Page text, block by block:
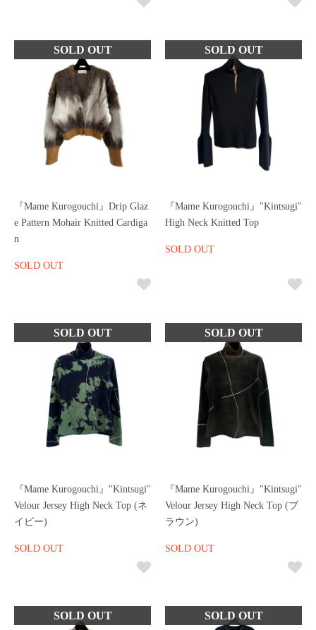
『Mame Kurogouchi』Drip Glaz
e Pattern Mohair Knitted Cardiga
n
SOLD OUT
『Mame Kurogouchi』"Kintsugi"
High Neck Knitted Top
SOLD OUT
『Mame Kurogouchi』"Kintsugi"
Velour Jersey High Neck Top (ネ
イビー)
SOLD OUT
『Mame Kurogouchi』"Kintsugi"
Velour Jersey High Neck Top (ブ
ラウン)
SOLD OUT